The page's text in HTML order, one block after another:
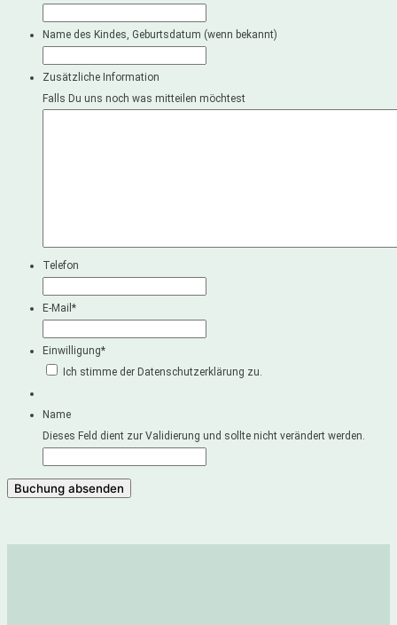
Name des Kindes, Geburtsdatum (wenn bekannt)
Zusätzliche Information
Falls Du uns noch was mitteilen möchtest
Telefon
E-Mail *
Einwilligung*
Ich stimme der Datenschutzerklärung zu.
Name
Dieses Feld dient zur Validierung und sollte nicht verändert werden.